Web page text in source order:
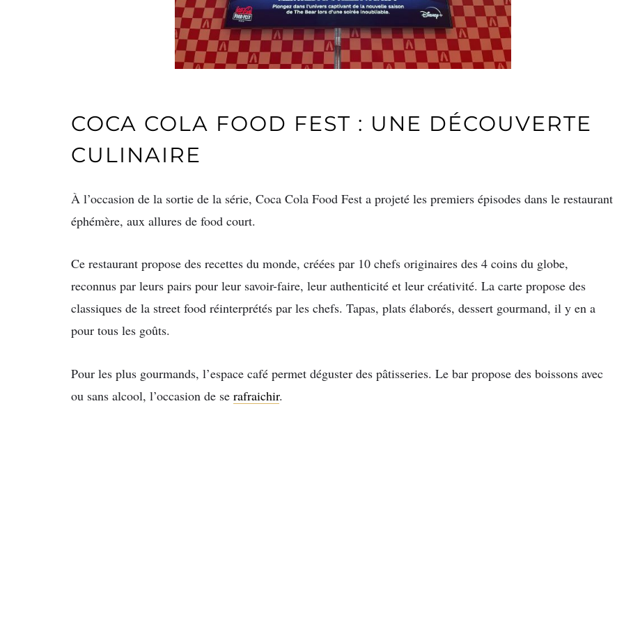
COCA COLA FOOD FEST : UNE DÉCOUVERTE
CULINAIRE
À l’occasion de la sortie de la série, Coca Cola Food Fest a projeté les premiers épisodes dans le restaurant
éphémère, aux allures de food court.
Ce restaurant propose des recettes du monde, créées par 10 chefs originaires des 4 coins du globe,
reconnus par leurs pairs pour leur savoir-faire, leur authenticité et leur créativité. La carte propose des
classiques de la street food réinterprétés par les chefs. Tapas, plats élaborés, dessert gourmand, il y en a
pour tous les goûts.
Pour les plus gourmands, l’espace café permet déguster des pâtisseries. Le bar propose des boissons avec
ou sans alcool, l’occasion de se rafraichir.